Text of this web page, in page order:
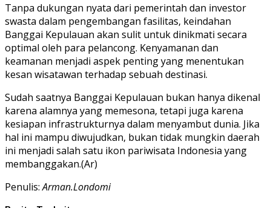
Tanpa dukungan nyata dari pemerintah dan investor
swasta dalam pengembangan fasilitas, keindahan
Banggai Kepulauan akan sulit untuk dinikmati secara
optimal oleh para pelancong. Kenyamanan dan
keamanan menjadi aspek penting yang menentukan
kesan wisatawan terhadap sebuah destinasi.
Sudah saatnya Banggai Kepulauan bukan hanya dikenal
karena alamnya yang memesona, tetapi juga karena
kesiapan infrastrukturnya dalam menyambut dunia. Jika
hal ini mampu diwujudkan, bukan tidak mungkin daerah
ini menjadi salah satu ikon pariwisata Indonesia yang
membanggakan.(Ar)
Penulis:Arman.Londomi